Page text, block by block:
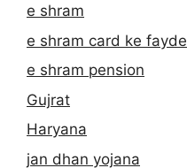
e shram
e shram card ke fayde
e shram pension
Gujrat
Haryana
jan dhan yojana